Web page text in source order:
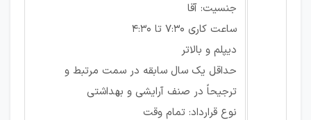
جنسیت: آقا
ساعت کاری 7:30 تا 4:30
دیپلم و بالاتر
حداقل یک سال سابقه در سمت مرتبط و
ترجیحاً در صنف آرایشی و بهداشتی
نوع قرارداد: تمام وقت